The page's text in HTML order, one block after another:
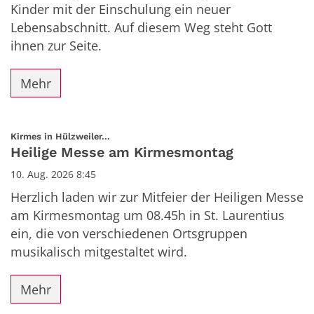
Kinder mit der Einschulung ein neuer
Lebensabschnitt. Auf diesem Weg steht Gott
ihnen zur Seite.
Mehr
Kirmes in Hülzweiler...
Heilige Messe am Kirmesmontag
10. Aug. 2026 8:45
Herzlich laden wir zur Mitfeier der Heiligen Messe
am Kirmesmontag um 08.45h in St. Laurentius
ein, die von verschiedenen Ortsgruppen
musikalisch mitgestaltet wird.
Mehr